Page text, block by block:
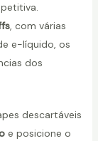
, com várias
e-líquido, os
dos
descartáveis
e posicione o